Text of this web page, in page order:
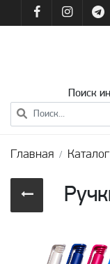
Поиск
Главная Каталог